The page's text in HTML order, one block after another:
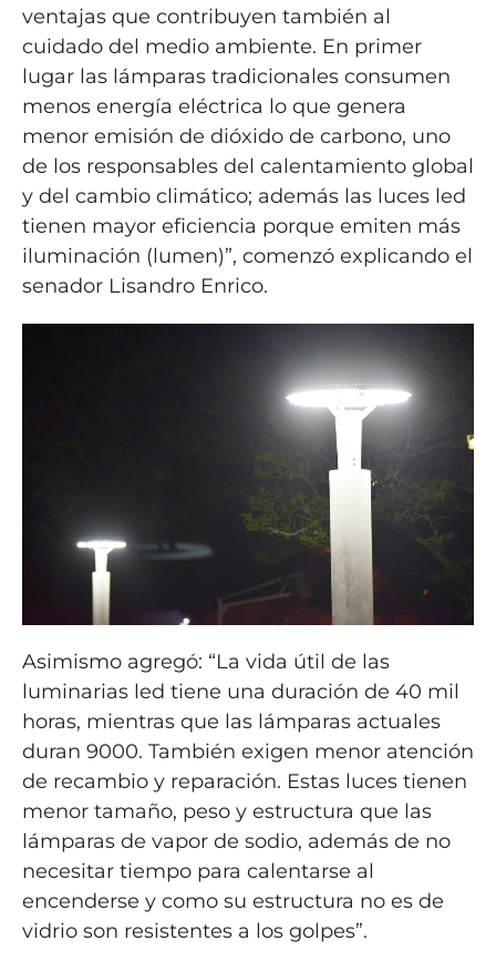
ventajas que contribuyen también al
cuidado del medio ambiente. En primer
lugar las lámparas tradicionales consumen
menos energía eléctrica lo que genera
menor emisión de dióxido de carbono, uno
de los responsables del calentamiento global
y del cambio climático; además las luces led
tienen mayor eficiencia porque emiten más
iluminación (lumen)”, comenzó explicando el
senador Lisandro Enrico.
Asimismo agregó: “La vida útil de las
luminarias led tiene una duración de 40 mil
horas, mientras que las lámparas actuales
duran 9000. También exigen menor atención
de recambio y reparación. Estas luces tienen
menor tamaño, peso y estructura que las
lámparas de vapor de sodio, además de no
necesitar tiempo para calentarse al
encenderse y como su estructura no es de
vidrio son resistentes a los golpes”.